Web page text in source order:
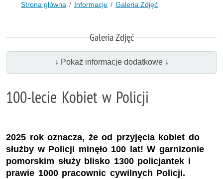
Strona główna Informacje Galeria Zdjęć
Galeria Zdjęć
↓ Pokaż informacje dodatkowe ↓
100-lecie Kobiet w Policji
2025 rok oznacza, że od przyjęcia kobiet do
służby w Policji minęło 100 lat! W garnizonie
pomorskim służy blisko 1300 policjantek i
prawie 1000 pracownic cywilnych Policji.